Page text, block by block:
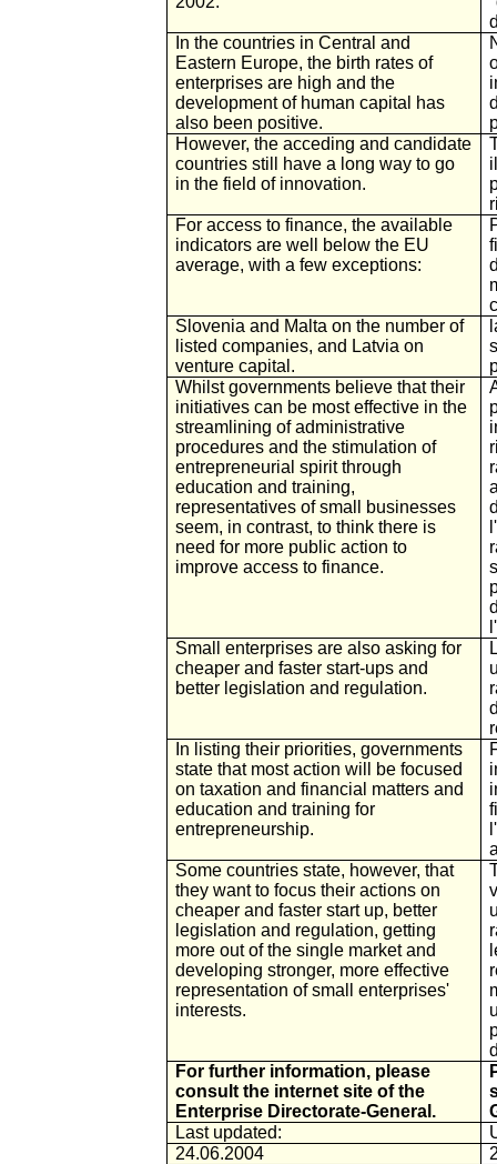
In the countries in Central and
Eastern Europe, the birth rates of
enterprises are high and the
development of human capital has
also been positive.
However, the acceding and candidate
countries still have a long way to go
in the field of innovation.
For access to finance, the available
indicators are well below the EU
average, with a few exceptions:
Slovenia and Malta on the number of
listed companies, and Latvia on
venture capital.
Whilst governments believe that their
initiatives can be most effective in the
streamlining of administrative
procedures and the stimulation of
entrepreneurial spirit through
education and training,
representatives of small businesses
seem, in contrast, to think there is
need for more public action to
improve access to finance.
Small enterprises are also asking for
cheaper and faster start-ups and
better legislation and regulation.
In listing their priorities, governments
state that most action will be focused
on taxation and financial matters and
education and training for
entrepreneurship.
Some countries state, however, that
they want to focus their actions on
cheaper and faster start up, better
legislation and regulation, getting
more out of the single market and
developing stronger, more effective
representation of small enterprises'
interests.
For further information, please
consult the internet site of the
Enterprise Directorate-General.
Last updated:
24.06.2004